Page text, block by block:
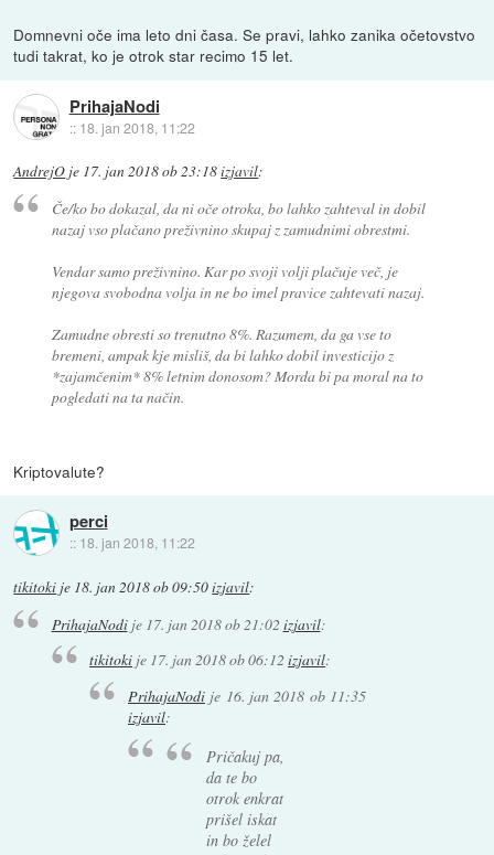
Domnevni oče ima leto dni časa. Se pravi, lahko zanika očetovstvo
tudi takrat, ko je otrok star recimo 15 let.
PrihajaNodi
:: 18. jan 2018, 11:22
AndrejO je 17. jan 2018 ob 23:18izjavil:
Če/ko bo dokazal, da ni oče otroka, bo lahko zahteval in dobil
nazaj vso plačano preživnino skupaj z zamudnimi obrestmi.
Vendar samo preživnino. Kar po svoji volji plačuje več, je
njegova svobodna volja in ne bo imel pravice zahtevati nazaj.
Zamudne obresti so trenutno 8%. Razumem, da ga vse to
bremeni, ampak kje misliš, da bi lahko dobil investicijo z
*zajamčenim* 8% letnim donosom? Morda bi pa moral na to
pogledati na ta način.
Kriptovalute?
perci
:: 18. jan 2018, 11:22
tikitoki je 18. jan 2018 ob 09:50izjavil:
PrihajaNodije 17. jan 2018 ob 21:02 izjavil:
tikitoki je 17. jan 2018 ob 06:12izjavil:
PrihajaNodije 16. jan 2018 ob 11:35
izjavil:
Pričakuj pa,
da te bo
otrok enkrat
prišel iskat
in bo želel